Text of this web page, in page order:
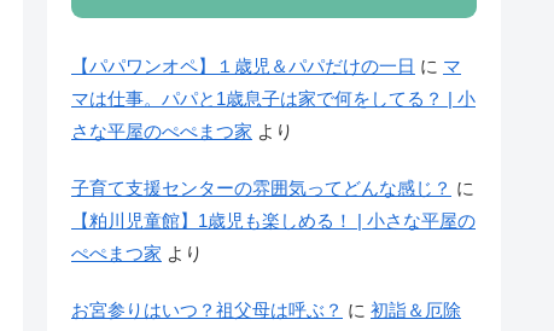
【パパワンオペ】１歳児＆パパだけの一日 に マ
マは仕事。パパと1歳息子は家で何をしてる？ | 小
さな平屋のぺぺまつ家 より
子育て支援センターの雰囲気ってどんな感じ？ に
【粕川児童館】1歳児も楽しめる！ | 小さな平屋の
ぺぺまつ家 より
お宮参りはいつ？祖父母は呼ぶ？ に 初詣＆厄除